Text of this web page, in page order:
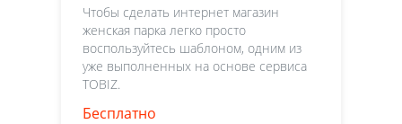
Чтобы сделать интернет магазин
женская парка легко просто
воспользуйтесь шаблоном, одним из
уже выполненных на основе сервиса
TOBIZ.
Бесплатно